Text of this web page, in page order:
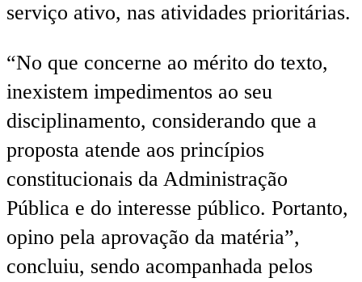
serviço ativo, nas atividades prioritárias.
“No que concerne ao mérito do texto,
inexistem impedimentos ao seu
disciplinamento, considerando que a
proposta atende aos princípios
constitucionais da Administração
Pública e do interesse público. Portanto,
opino pela aprovação da matéria”,
concluiu, sendo acompanhada pelos